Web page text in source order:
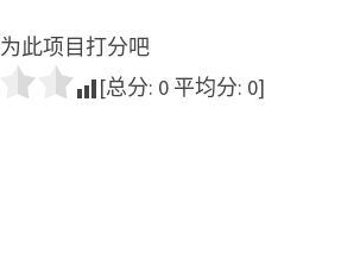
为此项目打分吧
[总分: 0 平均分: 0]